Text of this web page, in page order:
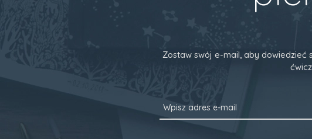
Zostaw swój e-mail, aby dowiedzieć